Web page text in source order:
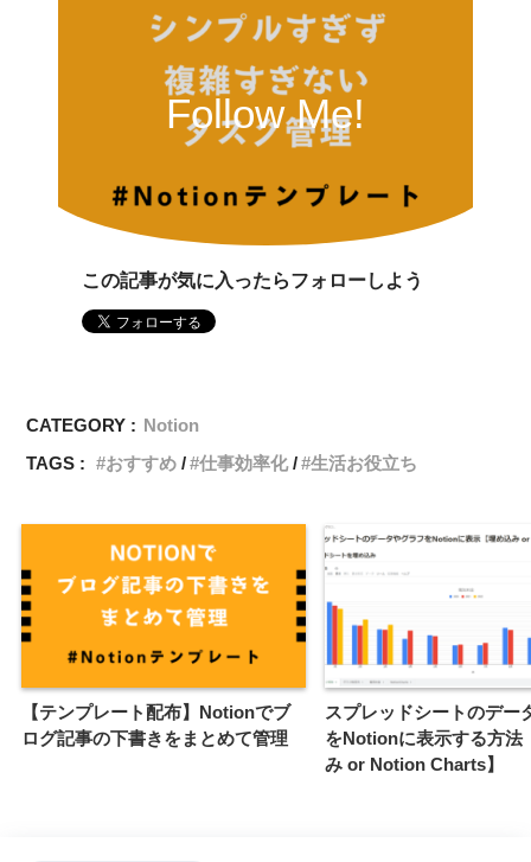
Follow Me!
この記事が気に入ったらフォローしよう
CATEGORY : Notion
TAGS :
おすすめ 仕事効率化 生活お役立ち
【テンプレート配布】Notionでブ
ログ記事の下書きをまとめて管理
スプレッドシートのデー
をNotionに表示する方法
み or Notion Charts】